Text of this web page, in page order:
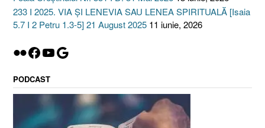
233 I 2025. VIA ȘI LENEVIA SAU LENEA SPIRITUALĂ [Isaia
5.7 I 2 Petru 1.3-5] 21 August 2025 11 iunie, 2026
Flickr
Facebook
YouTube
Google
PODCAST